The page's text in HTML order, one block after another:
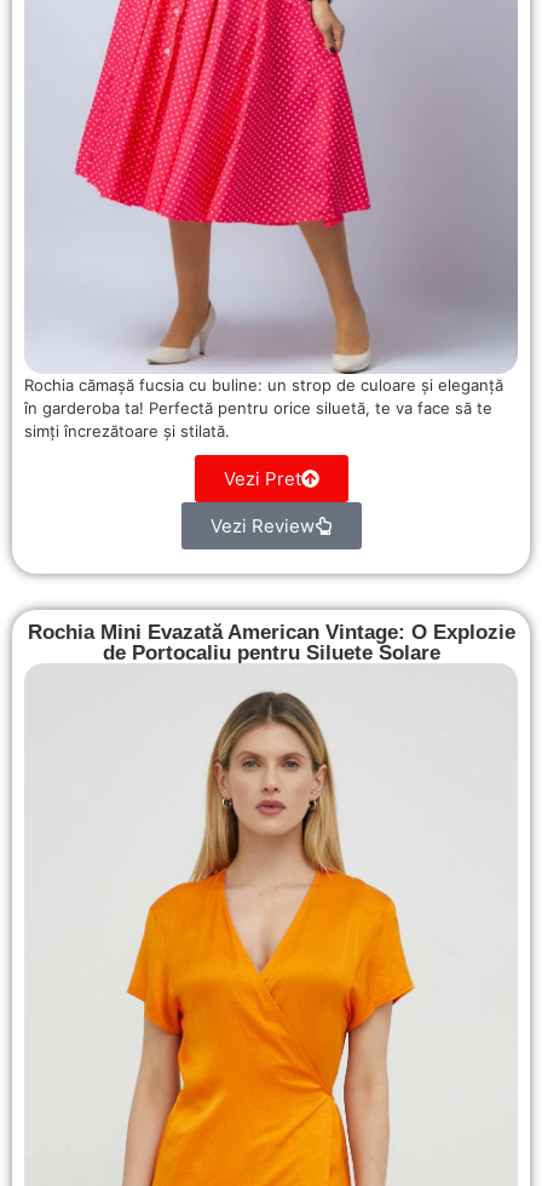
Rochia cămașă fucsia cu buline: un strop de culoare și eleganță
în garderoba ta! Perfectă pentru orice siluetă, te va face să te
simți încrezătoare și stilată.
Vezi Pret
Vezi Review
Rochia Mini Evazată American Vintage: O Explozie
de Portocaliu pentru Siluete Solare